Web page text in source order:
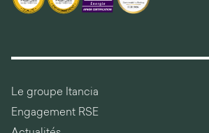
Le groupe Itancia
Engagement RSE